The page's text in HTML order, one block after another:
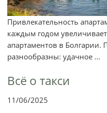
Привлекательность
каждым годом
апартаментов в Болгарии.
разнообразны: удачное ...
Всё о такси
11/06/2025